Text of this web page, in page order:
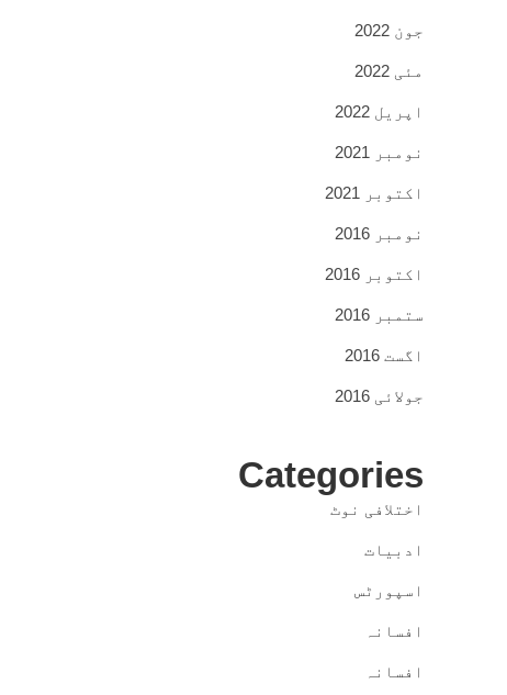
جون 2022
مئی 2022
اپریل 2022
نومبر 2021
اکتوبر 2021
نومبر 2016
اکتوبر 2016
ستمبر 2016
اگست 2016
جولائی 2016
Categories
اختلافی نوٹ
ادبیات
اسپورٹس
افسانہ
افسانہ